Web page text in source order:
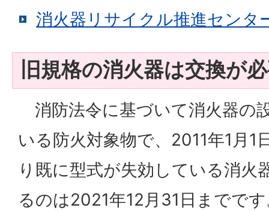
消火器リサイクル推進センタ
旧規格の消火器は交換が
消防法令に基づいて消火器の
いる防火対象物で、2011年1月1
り既に型式が失効している消火
るのは2021年12月31日までで